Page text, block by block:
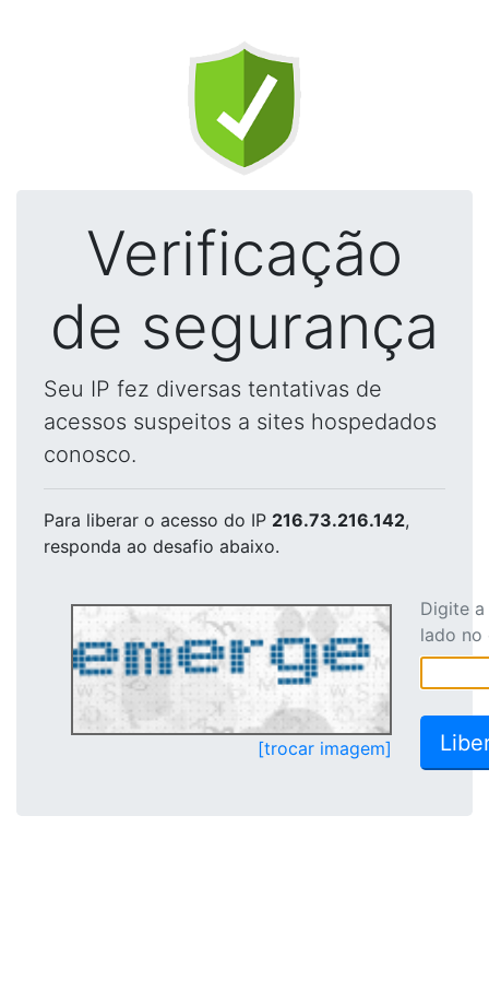
Verificação
de segurança
Seu IP fez diversas tentativas de
acessos suspeitos a sites hospedados
conosco.
Para liberar o acesso do IP 216.73.216.142,
responda ao desafio abaixo.
[trocar imagem]
Digite
lado no